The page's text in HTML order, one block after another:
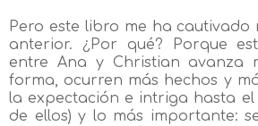
Pero este libro me ha cautivado
anterior. ¿Por qué? Porque
entre Ana y Christian avanza
forma, ocurren más hechos y
la expectación e intriga hasta
de ellos) y lo más importante: